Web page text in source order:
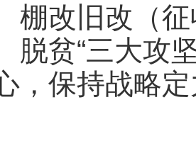
棚改旧改（
脱贫“三大攻
，保持战略